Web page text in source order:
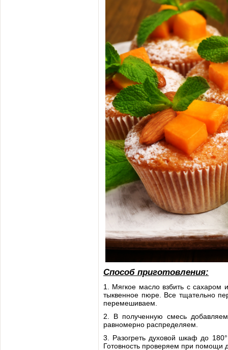
Способ приготовления:
1. Мягкое масло взбить с сахаром
тыквенное пюре. Все тщательно
перемешиваем.
2. В полученную смесь
равномерно распределяем.
3. Разогреть духовой шкаф до
Готовность проверяем при помощи